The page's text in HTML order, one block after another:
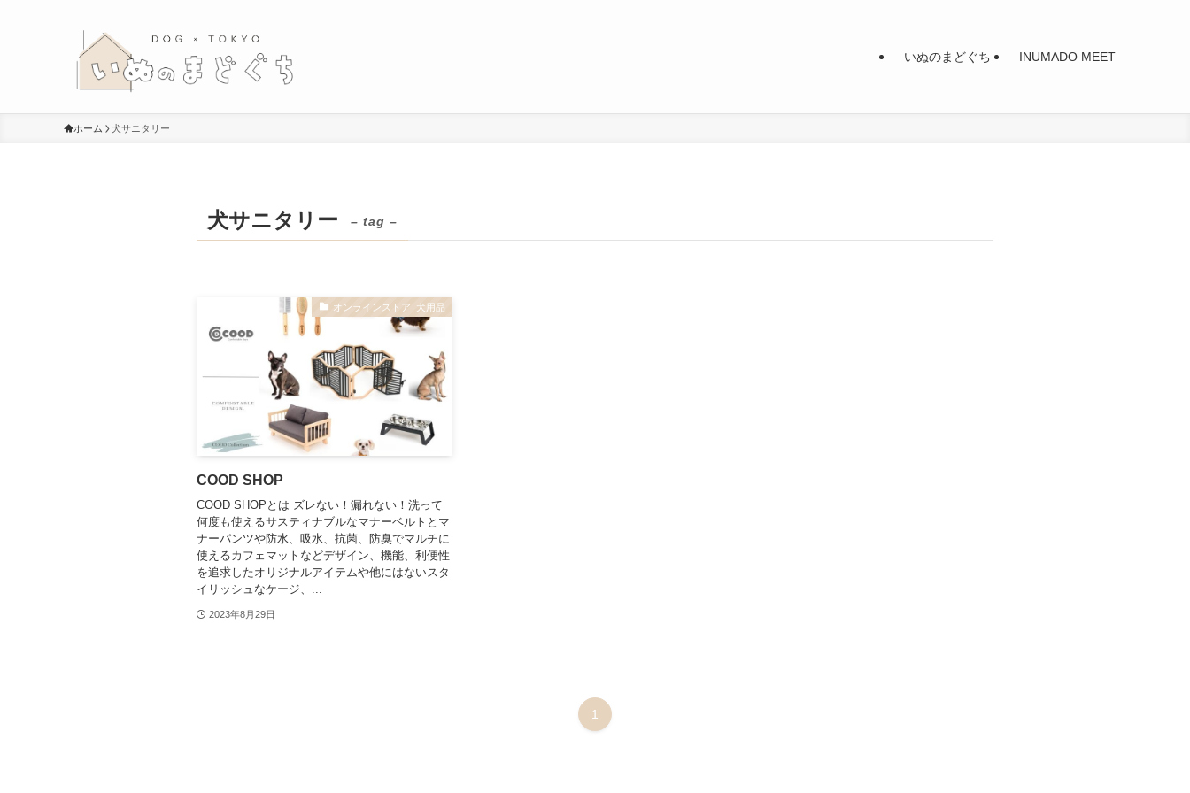
いぬのまどぐち INUMADO MEET
ホーム 犬サニタリー
犬サニタリー – tag –
オンラインストア_犬用品
COOD SHOP
COOD SHOPとは ズレない！漏れない！洗って
何度も使えるサスティナブルなマナーベルトとマ
ナーパンツや防水、吸水、抗菌、防臭でマルチに
使えるカフェマットなどデザイン、機能、利便性
を追求したオリジナルアイテムや他にはないスタ
イリッシュなケージ、...
2023年8月29日
1